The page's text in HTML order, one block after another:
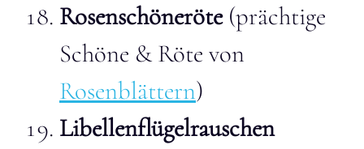
Rosenschöneröte(prächtige
Schöne & Röte von
Rosenblättern)
Libellenflügelrauschen